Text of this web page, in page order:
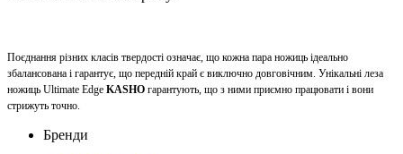
Поєднання різних класів твердості означає, що кожна пара ножиць ідеально
збалансована і гарантує, що передній край є виключно довговічним. Унікальні леза
ножиць Ultimate Edge KASHO гарантують, що з ними приємно працювати і вони
стрижуть точно.
Бренди